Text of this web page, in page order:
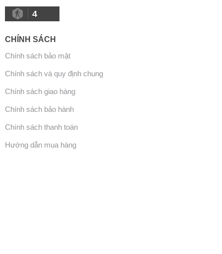
4
CHÍNH SÁCH
Chính sách bảo mật
Chính sách và quy định chung
Chính sách giao hàng
Chính sách bảo hành
Chính sách thanh toán
Hướng dẫn mua hàng